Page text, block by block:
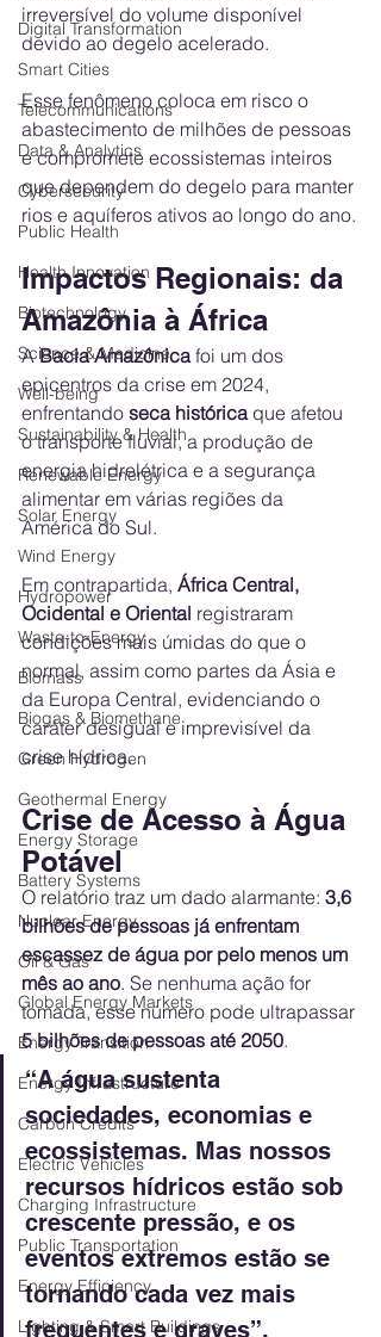
Digital Transformation
Smart Cities
Telecommunications
Data & Analytics
Cybersecurity
Public Health
Health Innovation
Biotechnology
Science & Medicine
Well-being
Sustainability & Health
Renewable Energy
Solar Energy
Wind Energy
Hydropower
Waste-to-Energy
Biomass
Biogas & Biomethane
Green Hydrogen
Geothermal Energy
Energy Storage
Battery Systems
Nuclear Energy
Oil & Gas
Global Energy Markets
Energy Transition
Energy Infrastructure
Carbon Credits
Electric Vehicles
Charging Infrastructure
Public Transportation
Energy Efficiency
Lighting & Smart Buildings
irreversível do volume disponível
devido ao degelo acelerado.
Esse fenômeno coloca em risco o
abastecimento de milhões de pessoas
e compromete ecossistemas inteiros
que dependem do degelo para manter
rios e aquíferos ativos ao longo do ano.
Impactos Regionais: da
Amazônia à África
A Bacia Amazônica foi um dos
epicentros da crise em 2024,
enfrentando seca histórica que afetou
o transporte fluvial, a produção de
energia hidrelétrica e a segurança
alimentar em várias regiões da
América do Sul.
Em contrapartida, África Central,
Ocidental e Oriental registraram
condições mais úmidas do que o
normal, assim como partes da Ásia e
da Europa Central, evidenciando o
caráter desigual e imprevisível da
crise hídrica.
Crise de Acesso à Água
Potável
O relatório traz um dado alarmante: 3,6
bilhões de pessoas já enfrentam
escassez de água por pelo menos um
mês ao ano. Se nenhuma ação for
tomada, esse número pode ultrapassar
5 bilhões de pessoas até 2050.
“A água sustenta
sociedades, economias e
ecossistemas. Mas nossos
recursos hídricos estão sob
crescente pressão, e os
eventos extremos estão se
tornando cada vez mais
frequentes e graves”,